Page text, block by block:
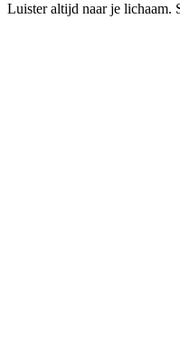
Luister altijd naar je lichaam.